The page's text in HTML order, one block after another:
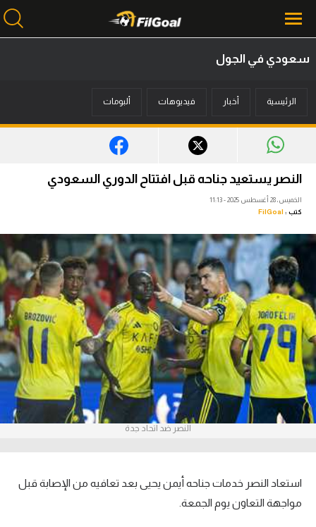
أخبار
ميركاتو
مسابقة التوقعات
فيديوهات
عدسات
آراء حرة
ركن الألعاب
بطولات
الدوري الإنجليزي الممتاز
سعودي في الجول
الرئيسية أخبار فيديوهات ألبومات
النصر يستعيد جناحه قبل افتتاح الدوري السعودي
الخميس، 28 أغسطس 2025 - 11:13
كتب : FilGoal
النصر ضد اتحاد جدة
استعاد النصر خدمات جناحه أيمن يحيى بعد تعافيه من الإصابة قبل
مواجهة التعاون يوم الجمعة.